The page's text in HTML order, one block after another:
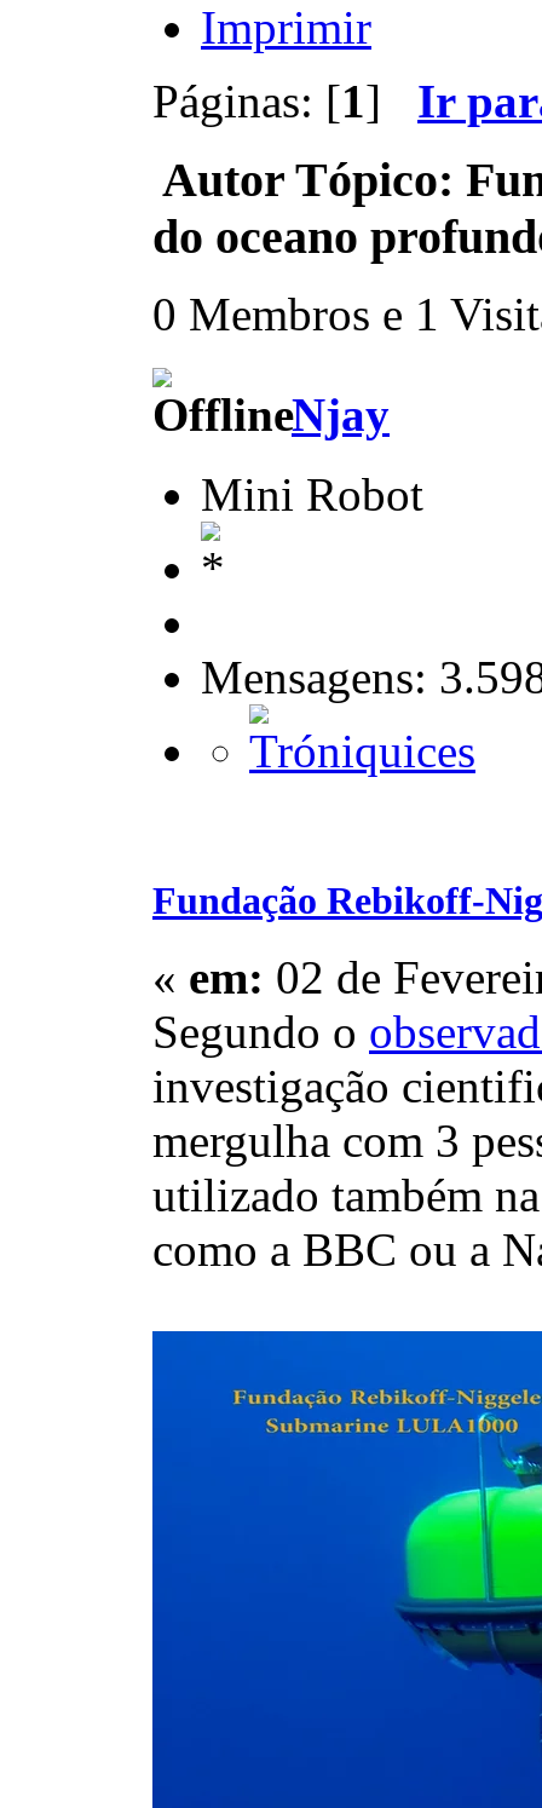
Imprimir
Páginas: [1] Ir
Autor Tópico:
do oceano
0 Membros e 1
Njay
Mini Robot
Mensagens:
Fundação Rebikoff-
« em: 02 de
Segundo o
investigação
mergulha com 3
utilizado também
como a BBC ou a